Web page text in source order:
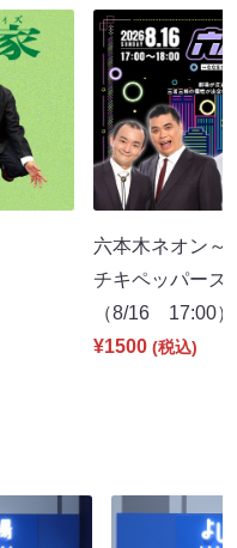
六本木ネオン～
チキペッパーズ
（8/16 17:00）
¥1500 (税込)